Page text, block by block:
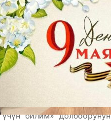
бардык жалпы билим
жүргүзүүдө
окуучуларына окуу жана
иштери жүргүзүлдү. Бул
мониторинг
билим» долбоорунун